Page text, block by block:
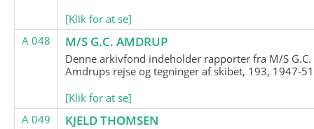
[Klik for at se]
A 048
M/S G.C. AMDRUP
Denne arkivfond indeholder rapporter fra M/S G.C.
Amdrups rejse og tegninger af skibet, 193, 1947-
[Klik for at se]
A 049
KJELD THOMSEN